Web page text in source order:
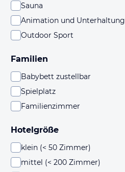
Sauna
Animation und Unterhaltung
Outdoor Sport
Familien
Babybett zustellbar
Spielplatz
Familienzimmer
Hotelgröße
klein (< 50 Zimmer)
mittel (< 200 Zimmer)